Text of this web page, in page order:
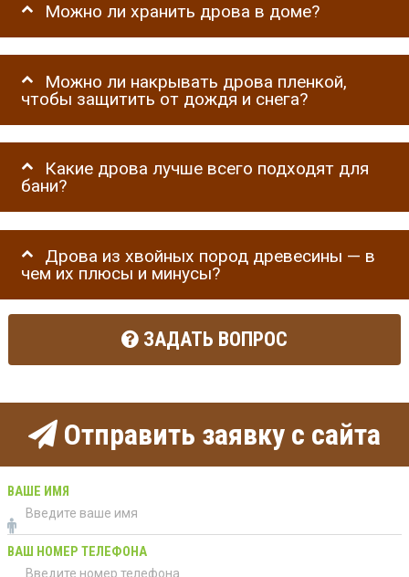
Можно ли хранить дрова в доме?
Можно ли накрывать дрова пленкой,
чтобы защитить от дождя и снега?
Какие дрова лучше всего подходят для
бани?
Дрова из хвойных пород древесины — в
чем их плюсы и минусы?
ЗАДАТЬ ВОПРОС
Отправить заявку с сайта
ВАШЕ ИМЯ
ВАШ НОМЕР ТЕЛЕФОНА